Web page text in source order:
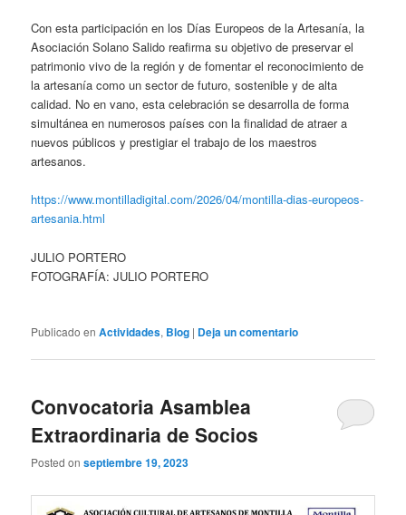
Con esta participación en los Días Europeos de la Artesanía, la
Asociación Solano Salido reafirma su objetivo de preservar el
patrimonio vivo de la región y de fomentar el reconocimiento de
la artesanía como un sector de futuro, sostenible y de alta
calidad. No en vano, esta celebración se desarrolla de forma
simultánea en numerosos países con la finalidad de atraer a
nuevos públicos y prestigiar el trabajo de los maestros
artesanos.
https://www.montilladigital.com/2026/04/montilla-dias-europeos-
artesania.html
JULIO PORTERO
FOTOGRAFÍA: JULIO PORTERO
Publicado en Actividades, Blog | Deja un comentario
Convocatoria Asamblea
Extraordinaria de Socios
Posted onseptiembre 19, 2023